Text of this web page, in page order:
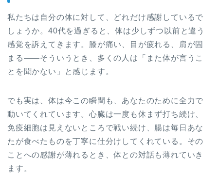
私たちは自分の体に対して、どれだけ感謝しているで
しょうか。40代を過ぎると、体は少しずつ以前と違う
感覚を訴えてきます。膝が痛い、目が疲れる、肩が固
まる——そういうとき、多くの人は「また体が言うこ
とを聞かない」と感じます。
でも実は、体は今この瞬間も、あなたのために全力で
動いてくれています。心臓は一度も休まず打ち続け、
免疫細胞は見えないところで戦い続け、腸は毎日あな
たが食べたものを丁寧に仕分けしてくれている。その
ことへの感謝が薄れるとき、体との対話も薄れていき
ます。